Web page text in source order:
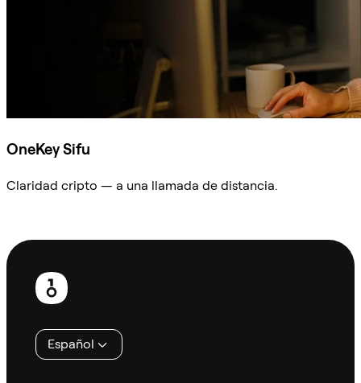
OneKey Sifu
Claridad cripto — a una llamada de distancia.
Pie
página
Español